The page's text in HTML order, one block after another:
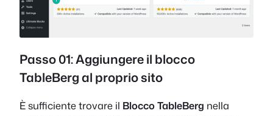
Passo 01: Aggiungere il blocco
TableBerg al proprio sito
È sufficiente trovare il Blocco TableBerg nella